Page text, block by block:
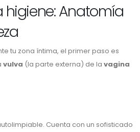
higiene: Anatomía
tu zona íntima, el primer paso es
vulva (la parte externa) de la vagina
Cuenta con un sofisticado